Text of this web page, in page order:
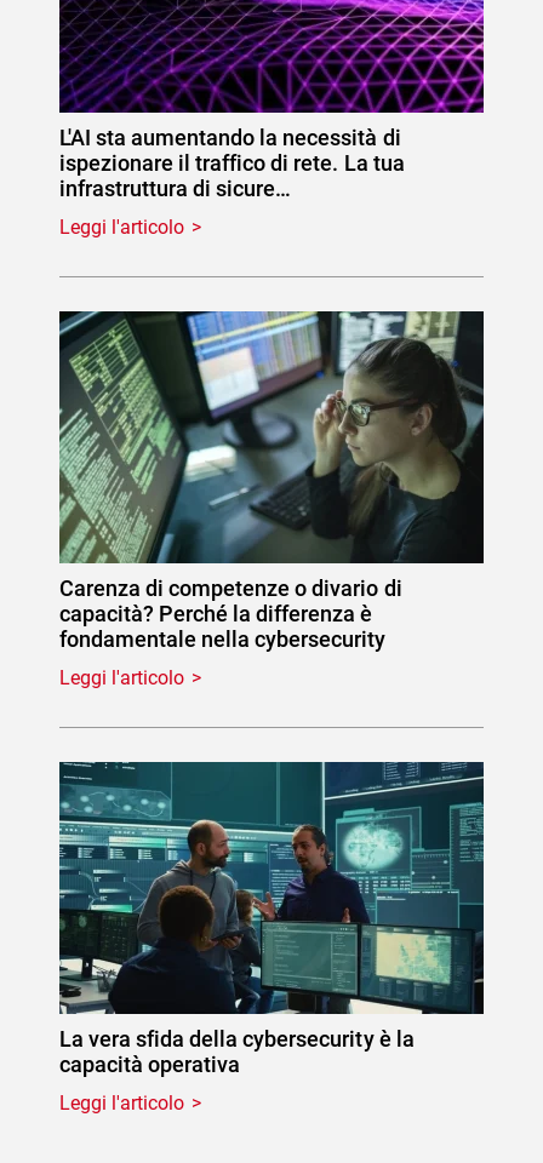
L'AI sta aumentando la necessità di
ispezionare il traffico di rete. La tua
infrastruttura di sicure…
Leggi l'articolo
Carenza di competenze o divario di
capacità? Perché la differenza è
fondamentale nella cybersecurity
Leggi l'articolo
La vera sfida della cybersecurity è la
capacità operativa
Leggi l'articolo